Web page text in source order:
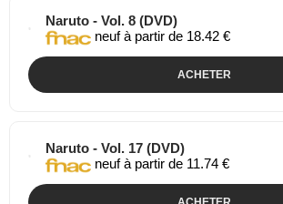
Naruto - Vol. 8 (DVD)
neuf à partir de 18.42 €
ACHETER
Naruto - Vol. 17 (DVD)
neuf à partir de 11.74 €